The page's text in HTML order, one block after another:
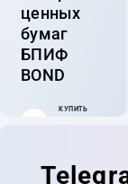
ценных
бумаг
БПИФ
BOND
КУПИТЬ